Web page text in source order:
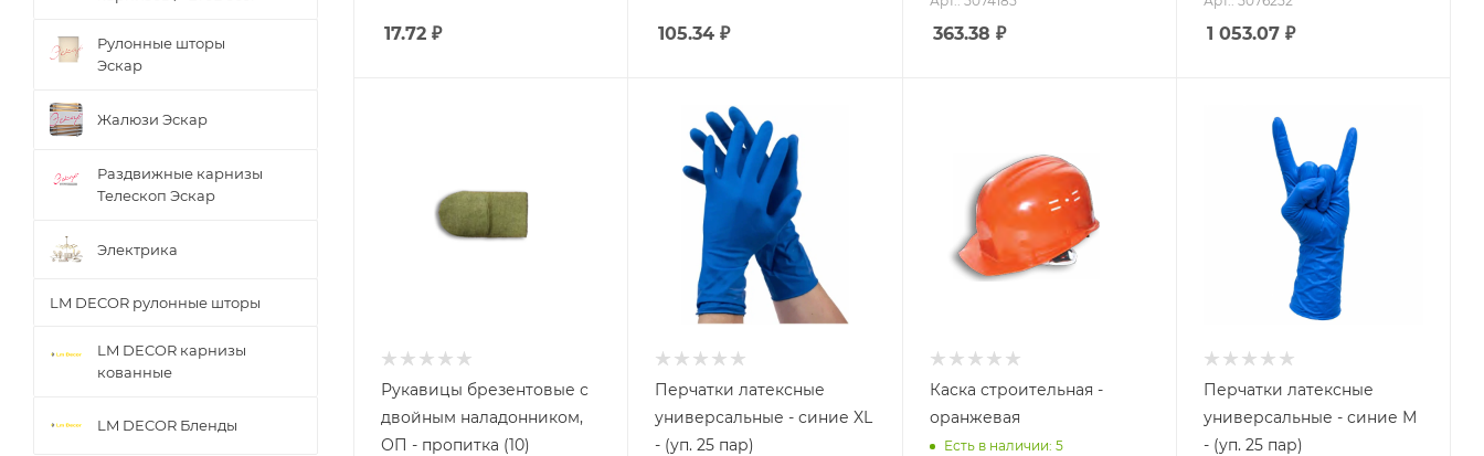
17.72 ₽ 105.34 ₽ 363.38 ₽ 1 053.07₽
Рукавицы брезентовые с
двойным наладонником,
ОП - пропитка (10)
Перчатки латексные
универсальные - синие XL
- (уп. 25 пар)
Каска строительная -
оранжевая
Есть в наличии: 5
Перчатки латексные
универсальные - синие М
- (уп. 25 пар)
Рулонные шторы
Эскар
Жалюзи Эскар
Раздвижные карнизы
Телескоп Эскар
Электрика
LM DECOR рулонные шторы
LM DECOR карнизы
кованные
LM DECOR Бленды